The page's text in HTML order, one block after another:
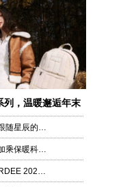
列，温暖邂逅年末
迪奥二零二三秋季男装系列 跟随星辰的指引
AIGLE 冬季系列 – 法式美学加乘保暖科技，许冬天以时尚
「轻风Un vent léger」INTERDEE 2023春夏系列巴黎时装周正式发布！